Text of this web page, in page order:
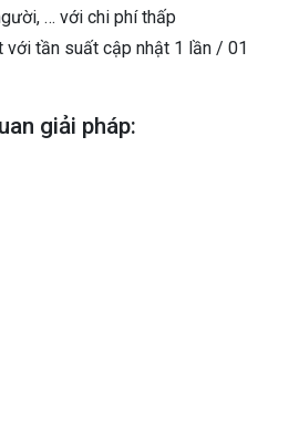
… với chi phí thấp
với tần suất cập nhật 1 lần / 01
giải pháp: